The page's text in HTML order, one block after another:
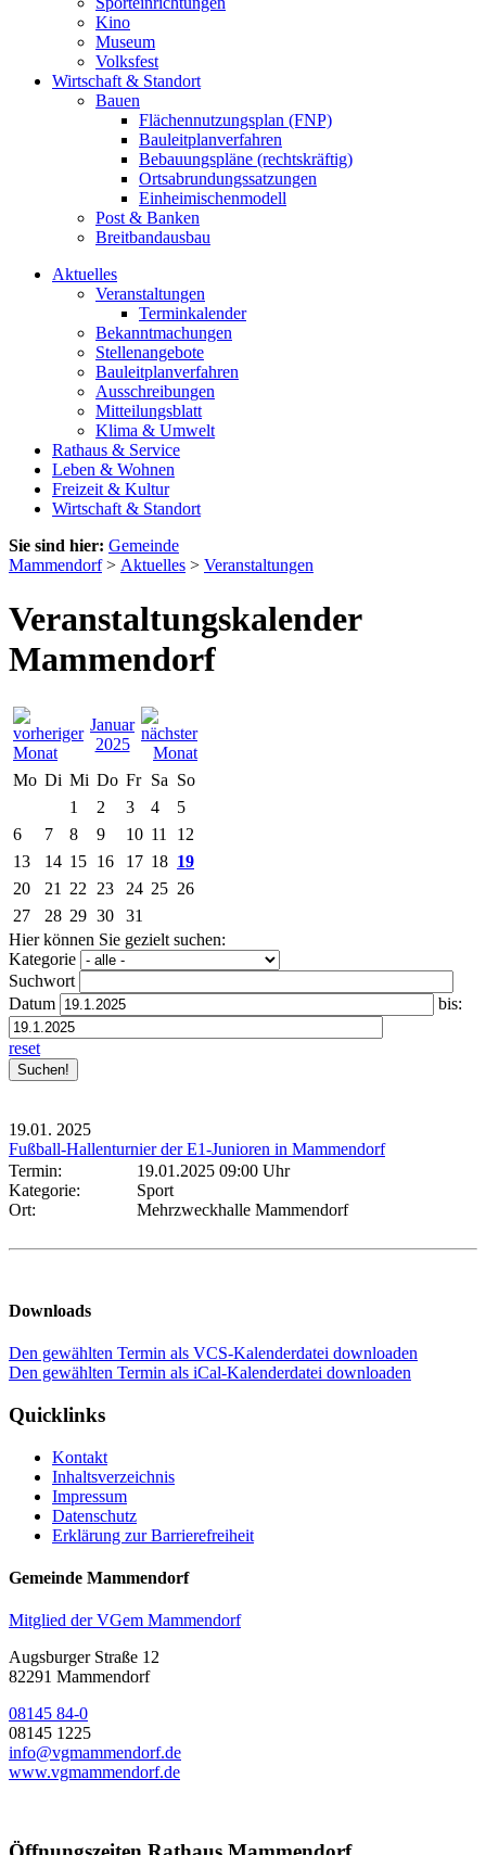
Kino
Museum
Volksfest
Wirtschaft & Standort
Bauen
Flächennutzungsplan (FNP)
Bauleitplanverfahren
Bebauungspläne (rechtskräftig)
Ortsabrundungssatzungen
Einheimischenmodell
Post & Banken
Breitbandausbau
Aktuelles
Veranstaltungen
Terminkalender
Bekanntmachungen
Stellenangebote
Bauleitplanverfahren
Ausschreibungen
Mitteilungsblatt
Klima & Umwelt
Rathaus & Service
Leben & Wohnen
Freizeit & Kultur
Wirtschaft & Standort
Sie sind hier: Gemeinde
Mammendorf> Aktuelles > Veranstaltungen
Veranstaltungskalender
Mammendorf
Januar
2025
Mo Di Mi Do Fr Sa So
1
2 3 4
5
6
7 8 9 10 11
12
13
14 15 16 17 18 19
20
21 22 23 24 25 26
27
28 29 30
31
Hier können Sie gezielt suchen:
Kategorie
Suchwort
Datum
bis:
reset
19.01. 2025
Fußball-Hallenturnier der E1-Junioren in Mammendorf
Termin:
19.01.2025 09:00 Uhr
Kategorie:
Sport
Ort:
Mehrzweckhalle Mammendorf
Downloads
Den gewählten Termin als VCS-Kalenderdatei downloaden
Den gewählten Termin als iCal-Kalenderdatei downloaden
Quicklinks
Kontakt
Inhaltsverzeichnis
Impressum
Datenschutz
Erklärung zur Barrierefreiheit
Gemeinde Mammendorf
Mitglied der VGem Mammendorf
Augsburger Straße 12
82291 Mammendorf
08145 84-0
08145 1225
info@vgmammendorf.de
www.vgmammendorf.de